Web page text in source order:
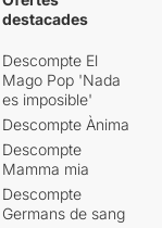
destacades
Descompte El
Mago Pop 'Nada
es imposible'
Descompte Ànima
Descompte
Mamma mia
Descompte
Germans de sang